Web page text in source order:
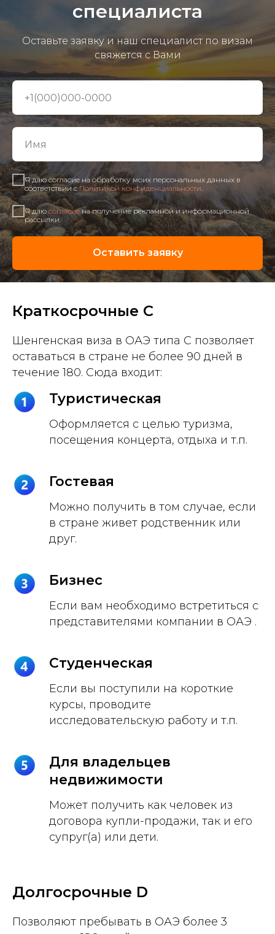
специалиста
Оставьте заявку и наш специалист по визам
свяжется с Вами
Я даю согласие на обработку моих персональных данных в
соответствии сПолитикой конфиденциальности
Я даю согласиена получение рекламной и информационной
рассылки.
Оставить заявку
Краткосрочные C
Шенгенская виза в ОАЭ типа C позволяет
оставаться в стране не более 90 дней в
течение 180. Сюда входит:
Туристическая
Оформляется с целью туризма,
посещения концерта, отдыха и т.п.
Гостевая
Можно получить в том случае, если
в стране живет родственник или
друг.
Бизнес
Если вам необходимо встретиться с
представителями компании в ОАЭ .
Студенческая
Если вы поступили на короткие
курсы, проводите
исследовательскую работу и т.п.
Для владельцев
недвижимости
Может получить как человек из
договора купли-продажи, так и его
супруг(а) или дети.
Долгосрочные D
Позволяют пребывать в ОАЭ более 3